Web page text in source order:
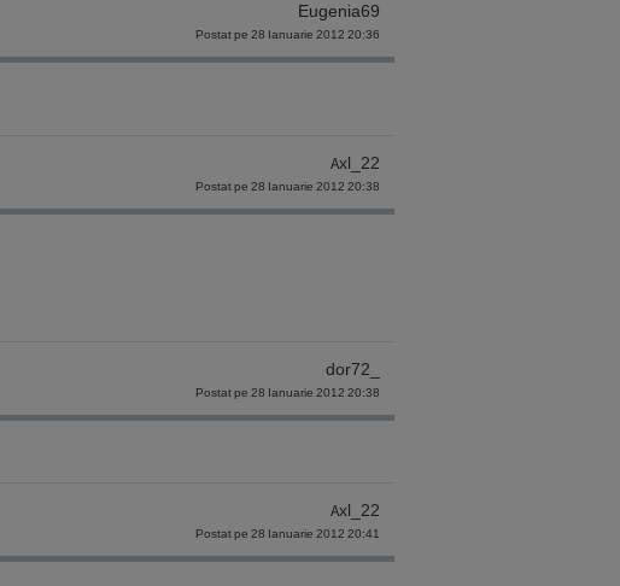
Eugenia69
Postat pe 28 Ianuarie 2012 20:36
Axl_22
Postat pe 28 Ianuarie 2012 20:38
dor72_
Postat pe 28 Ianuarie 2012 20:38
Axl_22
Postat pe 28 Ianuarie 2012 20:41